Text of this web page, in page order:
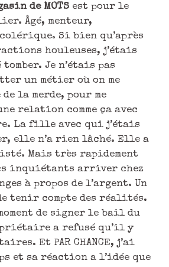
de MOTS est pour le
Âgé, menteur,
Si bien qu’après
houleuses, j’étais
Je n’étais pas
un métier où on me
la merde, pour me
relation comme ça avec
La fille avec qui j’étais
elle n’a rien lâché. Elle a
Mais très rapidement
inquiétants arriver chez
à propos de l’argent. Un
tenir compte des réalités.
moment de signer le bail du
a refusé qu’il y
Et PAR CHANCE, j’ai
et sa réaction a l’idée que